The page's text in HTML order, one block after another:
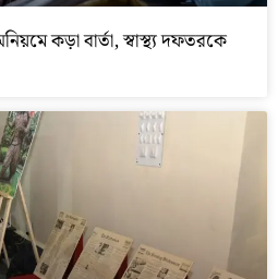
কড়া বার্তা, স্বাস্থ্য দফতরকে